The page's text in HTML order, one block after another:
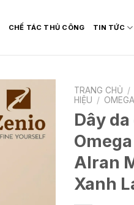
CHẾ TÁC THỦ CÔNG TIN TỨC
TRANG CHỦ /
HIỆU / OMEGA
Dây
Alran
Xanh